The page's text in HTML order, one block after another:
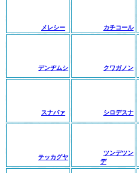
メレシー カチコール
デンヂムシ クワガノン
スナバァ シロデスナ
テッカグヤ
ツンデツン
デ